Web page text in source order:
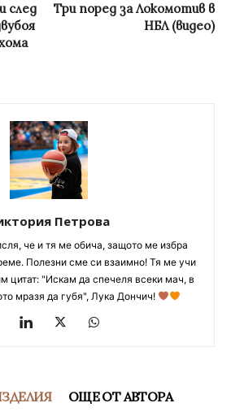
след
Три поред за Локомотив в
НБЛ (видео)
Петрова
че и тя ме обича, защото ме избра
Полезни сме си взаимно! Тя ме учи
цитат: "Искам да спечеля всеки мач, в
мразя да губя", Лука Дончич!
ОЩЕ ОТ АВТОРА